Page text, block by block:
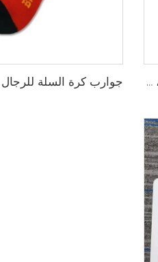
B381 قبعات بيسبول جديدة عصرية للرجال والنساء، قبعات فاخرة بتصميم أنيق، قبعة تراكر